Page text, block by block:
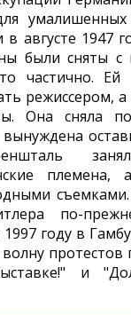
августе 1947
были сняты с
частично. Ей
режиссером, а
Она сняла
племена,
по-
году в
протестов
и